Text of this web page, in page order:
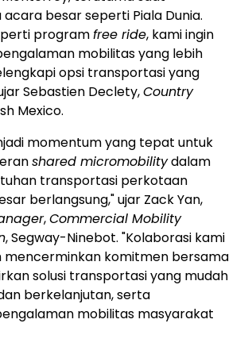
besar seperti Piala Dunia.
programfree ride, kami ingin
mobilitas yang lebih
opsi transportasi yang
Sebastien Declety,Country
Mexico.
momentum yang tepat untuk
shared micromobilitydalam
transportasi perkotaan
berlangsung," ujar Zack Yan,
,Commercial Mobility
, Segway-Ninebot. "Kolaborasi kami
mencerminkan komitmen bersama
solusi transportasi yang mudah
berkelanjutan, serta
mobilitas masyarakat